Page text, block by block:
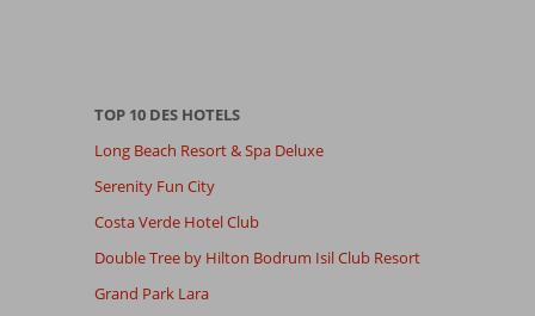
TOP 10 DES HOTELS
Long Beach Resort & Spa Deluxe
Serenity Fun City
Costa Verde Hotel Club
Double Tree by Hilton Bodrum Isil Club Resort
Grand Park Lara